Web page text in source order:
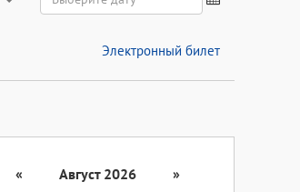
Электронный билет
« Август 2026
»